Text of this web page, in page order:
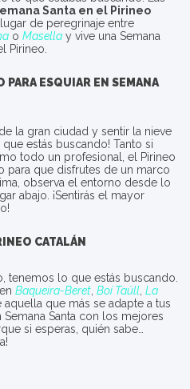
Santa en el Pirineo
de peregrinaje entre
o Masella y vive una Semana
Pirineo.
PARA ESQUIAR EN SEMANA
la gran ciudad y sentir la nieve
estás buscando! Tanto si
todo un profesional, el Pirineo
para que disfrutes de un marco
observa el entorno desde lo
abajo. ¡Sentirás el mayor
CATALÁN
tenemos lo que estás buscando.
Baqueira-Beret Boí Taüll La
aquella que más se adapte a tus
Santa con los mejores
si esperas, quién sabe…